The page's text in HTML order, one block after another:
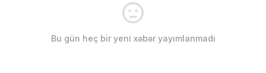
Bu gün heç bir yeni xəbər yayımlanmadı